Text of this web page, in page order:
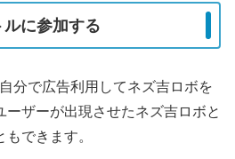
に参加する
分で広告利用してネズ吉ロボを
ーザーが出現させたネズ吉ロボと
できます。